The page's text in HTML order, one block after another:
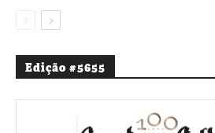
Edição #5655